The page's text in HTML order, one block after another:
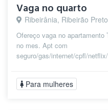
Vaga no quarto
Ribeirânia, Ribeirão
Ofereço vaga no apartamento
no mes. Apt com
seguro/gas/internet/cpfl/
Para mulheres